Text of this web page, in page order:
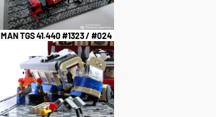
MAN TGS 41.440 #1323 / #024